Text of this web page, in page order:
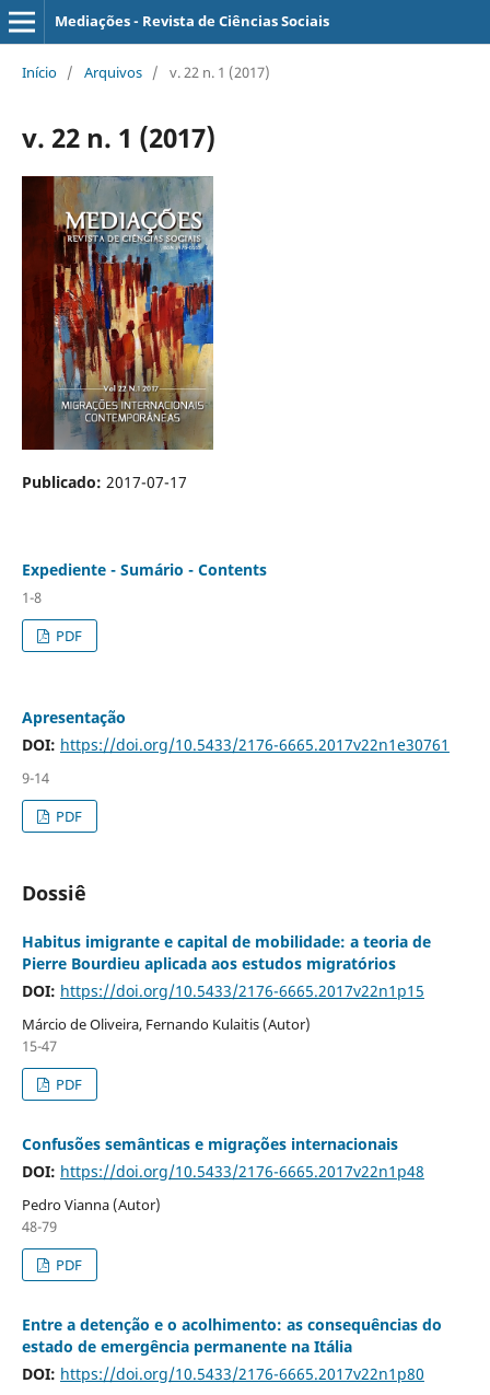
Mediações - Revista de Ciências Sociais
Início / Arquivos / v. 22 n. 1 (2017)
v. 22 n. 1 (2017)
Publicado: 2017-07-17
Expediente - Sumário - Contents
1-8
PDF
Apresentação
DOI: https://doi.org/10.5433/2176-6665.2017v22n1e30761
9-14
PDF
Dossiê
Habitus imigrante e capital de mobilidade: a teoria de
Pierre Bourdieu aplicada aos estudos migratórios
DOI: https://doi.org/10.5433/2176-6665.2017v22n1p15
Márcio de Oliveira, Fernando Kulaitis (Autor)
15-47
PDF
Confusões semânticas e migrações internacionais
DOI: https://doi.org/10.5433/2176-6665.2017v22n1p48
Pedro Vianna (Autor)
48-79
PDF
Entre a detenção e o acolhimento: as consequências do
estado de emergência permanente na Itália
DOI: https://doi.org/10.5433/2176-6665.2017v22n1p80